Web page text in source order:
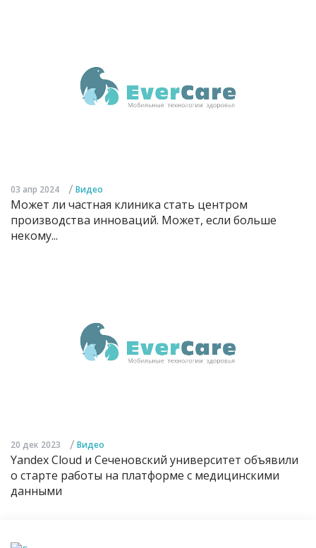
03 апр 2024 / Видео
Может ли частная клиника стать центром
производства инноваций. Может, если больше
некому...
20 дек 2023 / Видео
Yandex Cloud и Сеченовский университет объявили
о старте работы на платформе с медицинскими
данными